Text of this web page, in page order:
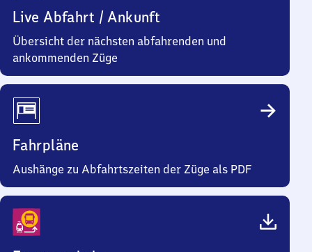
Live Abfahrt / Ankunft
Übersicht der nächsten abfahrenden und
ankommenden Züge
Fahrpläne
Aushänge zu Abfahrtszeiten der Züge als PDF